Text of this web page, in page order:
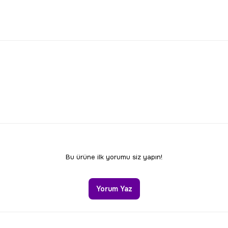
Bu ürüne ilk yorumu siz yapın!
Yorum Yaz